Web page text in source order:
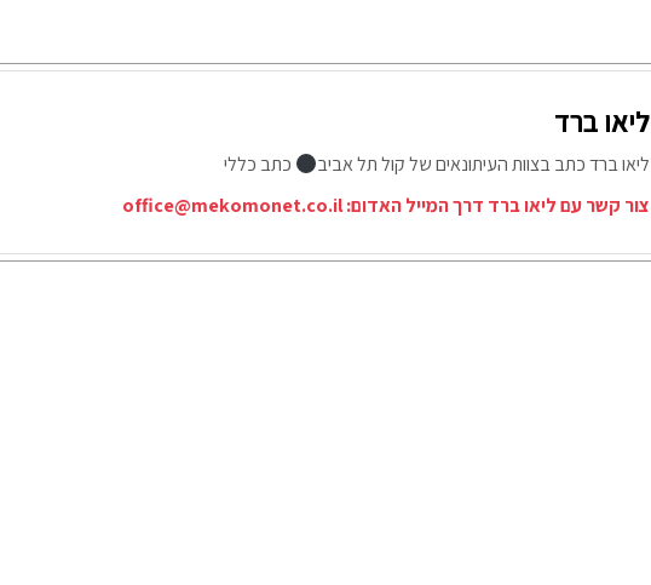
ליאו ברד
ליאו ברד כתב בצוות העיתונאים של קול תל אביב
כתב כללי
צור קשר עם ליאו ברד דרך המייל האדום:office@mekomonet.co.il